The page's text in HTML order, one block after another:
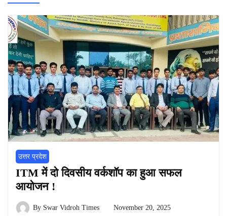
उत्तर प्रदेश
ITM में दो दिवसीय वर्कशॉप का हुआ सफल
आयोजन !
By Swar Vidroh Times November 20, 2025